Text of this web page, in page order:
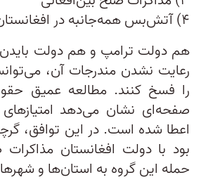
۴) آتش‌بس همه‌جانبه در افغانستان
هم دولت ترامپ و هم دولت
رعایت نشدن مندرجات آن،
را فسخ کنند. مطالعه عمیق
صفحه‌ای نشان می‌دهد امتیازهای
اعطا شده است. در این توافق،
بود با دولت افغانستان مذاکرات
حمله این گروه به استان‌ها و